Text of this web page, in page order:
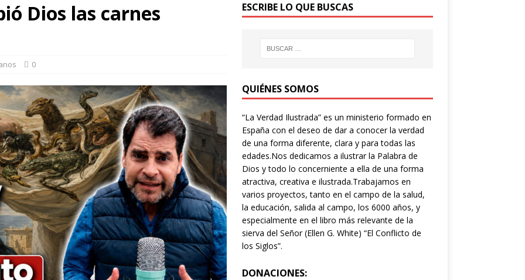
Dios las carnes
0
ESCRIBE LO QUE BUSCAS
QUIÉNES SOMOS
“La Verdad Ilustrada” es un ministerio formado en
España con el deseo de dar a conocer la verdad
de una forma diferente, clara y para todas las
edades.Nos dedicamos a ilustrar la Palabra de
Dios y todo lo concerniente a ella de una forma
atractiva, creativa e ilustrada.Trabajamos en
varios proyectos, tanto en el campo de la salud,
la educación, salida al campo, los 6000 años, y
especialmente en el libro más relevante de la
sierva del Señor (Ellen G. White) “El Conflicto de
los Siglos”.
DONACIONES: